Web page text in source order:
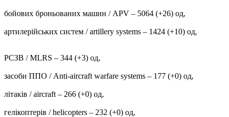
бойових броньованих машин / APV ‒ 5064 (+26) од,
артилерійських систем / artillery systems – 1424 (+10) од,
РСЗВ / MLRS – 344 (+3) од,
засоби ППО / Anti-aircraft warfare systems ‒ 177 (+0) од,
літаків / aircraft – 266 (+0) од,
гелікоптерів / helicopters – 232 (+0) од,